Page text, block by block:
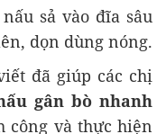
sả vào đĩa sâu
dọn dùng nóng.
đã giúp các chị
gân bò nhanh
công và thực hiện